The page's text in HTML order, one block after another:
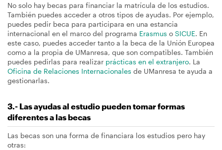
No solo hay becas para financiar la matrícula de los estudios.
También puedes acceder a otros tipos de ayudas. Por ejemplo,
puedes pedir beca para participara en una estancia
internacional en el marco del programa Erasmus o SICUE. En
este caso, puedes acceder tanto a la beca de la Unión Europea
como a la propia de UManresa, que son compatibles. También
puedes pedirlas para realizar prácticas en el extranjero. La
Oficina de Relaciones Internacionales de UManresa te ayuda a
gestionarlas.
3.- Las ayudas al estudio pueden tomar formas
diferentes a las becas
Las becas son una forma de financiara los estudios pero hay
otras: